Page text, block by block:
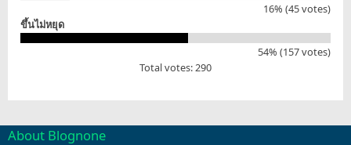
16% (45 votes)
ขึ้นไม่หยุด
54% (157 votes)
Total votes: 290
About Blognone